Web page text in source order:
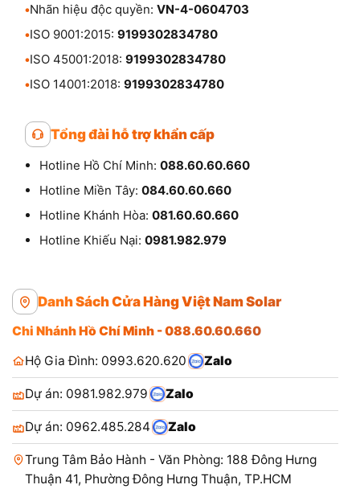
•Nhãn hiệu độc quyền: VN-4-0604703
•ISO 9001:2015: 9199302834780
•ISO 45001:2018: 9199302834780
•ISO 14001:2018: 9199302834780
Tổng đài hỗ trợ khẩn cấp
Hotline Hồ Chí Minh: 088.60.60.660
Hotline Miền Tây: 084.60.60.660
Hotline Khánh Hòa: 081.60.60.660
Hotline Khiếu Nại: 0981.982.979
Danh Sách Cửa Hàng Việt Nam Solar
Chi Nhánh Hồ Chí Minh - 088.60.60.660
Hộ Gia Đình: 0993.620.620
Zalo
Dự án: 0981.982.979 Zalo
Dự án: 0962.485.284 Zalo
Trung Tâm Bảo Hành - Văn Phòng: 188 Đông Hưng
Thuận 41, Phường Đông Hưng Thuận, TP.HCM